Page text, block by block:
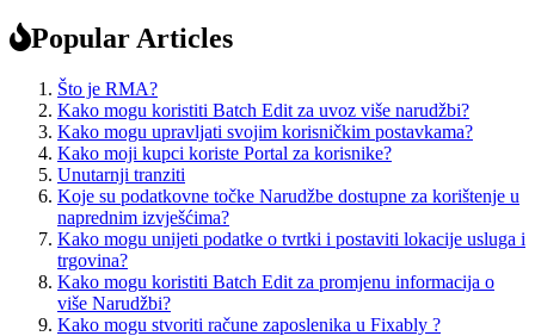
Popular Articles
Što je RMA?
Kako mogu koristiti Batch Edit za uvoz više narudžbi?
Kako mogu upravljati svojim korisničkim postavkama?
Kako moji kupci koriste Portal za korisnike?
Unutarnji tranziti
Koje su podatkovne točke Narudžbe dostupne za korištenje u
naprednim izvješćima?
Kako mogu unijeti podatke o tvrtki i postaviti lokacije usluga i
trgovina?
Kako mogu koristiti Batch Edit za promjenu informacija o
više Narudžbi?
Kako mogu stvoriti račune zaposlenika u Fixably ?